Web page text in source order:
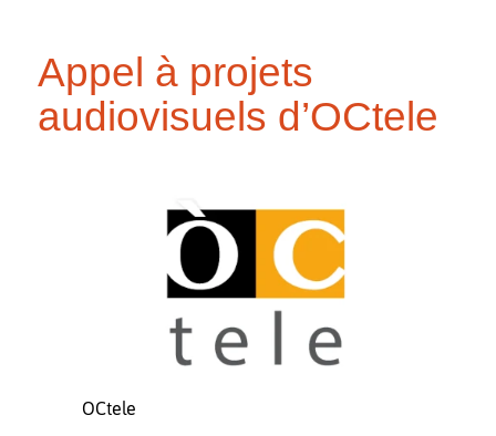
Appel à projets
audiovisuels d’OCtele
OCtele